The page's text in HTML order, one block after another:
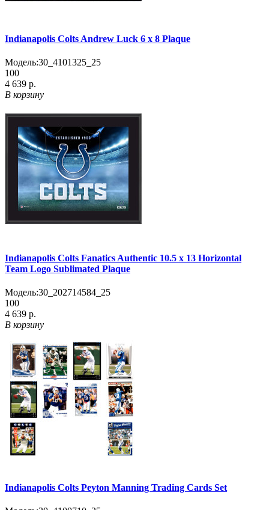
Indianapolis Colts Andrew Luck 6 x 8 Plaque
Модель:30_4101325_25
100
4 639 р.
В корзину
Indianapolis Colts Fanatics Authentic 10.5 x 13 Horizontal
Team Logo Sublimated Plaque
Модель:30_202714584_25
100
4 639 р.
В корзину
Indianapolis Colts Peyton Manning Trading Cards Set